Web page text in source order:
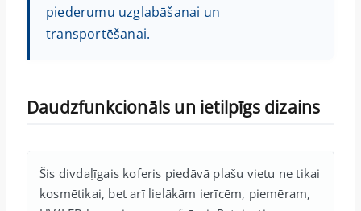
piederumu uzglabāšanai un
transportēšanai.
Daudzfunkcionāls un ietilpīgs dizains
Šis divdaļīgais koferis piedāvā plašu vietu ne tikai
kosmētikai, bet arī lielākām ierīcēm, piemēram,